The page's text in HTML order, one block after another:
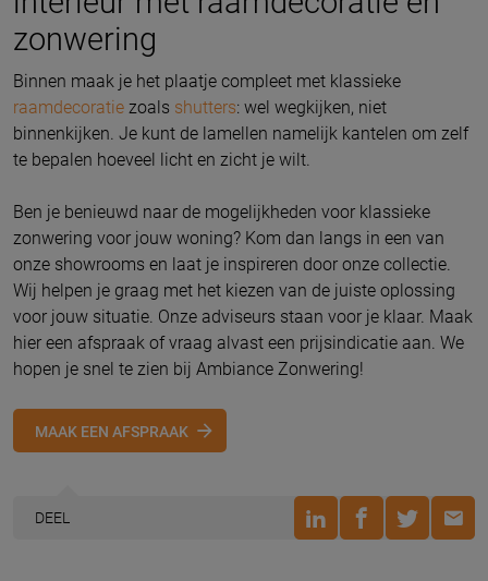
zonwering
Binnen maak je het plaatje compleet met klassieke
raamdecoratie zoals shutters: wel wegkijken, niet
binnenkijken. Je kunt de lamellen namelijk kantelen om zelf
te bepalen hoeveel licht en zicht je wilt.
Ben je benieuwd naar de mogelijkheden voor klassieke
zonwering voor jouw woning? Kom dan langs in een van
onze showrooms en laat je inspireren door onze collectie.
Wij helpen je graag met het kiezen van de juiste oplossing
voor jouw situatie. Onze adviseurs staan voor je klaar. Maak
hier een afspraak of vraag alvast een prijsindicatie aan. We
hopen je snel te zien bij Ambiance Zonwering!
MAAK EEN AFSPRAAK
DEEL